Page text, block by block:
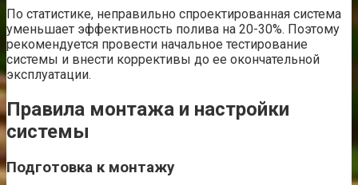
По статистике, неправильно спроектированная система
уменьшает эффективность полива на 20-30%. Поэтому
рекомендуется провести начальное тестирование
системы и внести коррективы до ее окончательной
эксплуатации.
Правила монтажа и настройки
системы
Подготовка к монтажу